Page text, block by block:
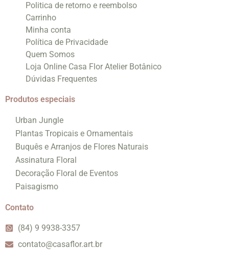
Politica de retorno e reembolso
Carrinho
Minha conta
Política de Privacidade
Quem Somos
Loja Online Casa Flor Atelier Botânico
Dúvidas Frequentes
Produtos especiais
Urban Jungle
Plantas Tropicais e Ornamentais
Buquês e Arranjos de Flores Naturais
Assinatura Floral
Decoração Floral de Eventos
Paisagismo
Contato
(84) 9 9938-3357
contato@casaflor.art.br